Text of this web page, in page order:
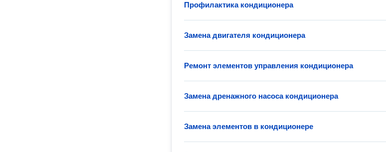
Профилактика кондиционера
Замена двигателя кондиционера
Ремонт элементов управления кондиционера
Замена дренажного насоса кондиционера
Замена элементов в кондиционере